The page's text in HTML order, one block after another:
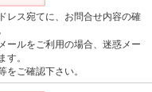
レス宛てに、お問合せ内容の確
ールをご利用の場合、迷惑メー
す。
をご確認下さい。